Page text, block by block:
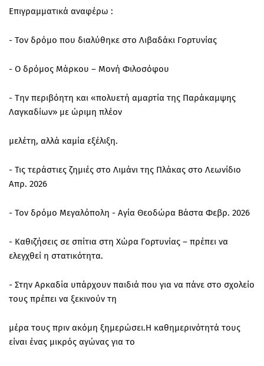
Επιγραμματικά αναφέρω :
- Τον δρόμο που διαλύθηκε στο Λιβαδάκι Γορτυνίας
- Ο δρόμος Μάρκου – Μονή Φιλοσόφου
- Την περιβόητη και «πολυετή αμαρτία της Παράκαμψης
Λαγκαδίων» με ώριμη πλέον
μελέτη, αλλά καμία εξέλιξη.
- Τις τεράστιες ζημιές στο Λιμάνι της Πλάκας στο Λεωνίδιο
Απρ. 2026
- Τον δρόμο Μεγαλόπολη - Αγία Θεοδώρα Βάστα Φεβρ. 2026
- Καθιζήσεις σε σπίτια στη Χώρα Γορτυνίας – πρέπει να
ελεγχθεί η στατικότητα.
- Στην Αρκαδία υπάρχουν παιδιά που για να πάνε στο σχολείο
τους πρέπει να ξεκινούν τη
μέρα τους πριν ακόμη ξημερώσει.Η καθημερινότητά τους
είναι ένας μικρός αγώνας για το